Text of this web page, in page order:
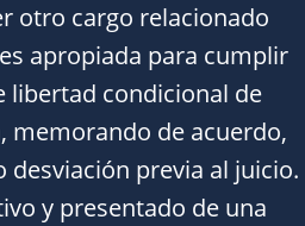
otro cargo relacionado
apropiada para cumplir
libertad condicional de
memorando de acuerdo,
previa al juicio.
y presentado de una